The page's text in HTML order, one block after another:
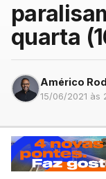
quarta
Américo
15/06/2021 às